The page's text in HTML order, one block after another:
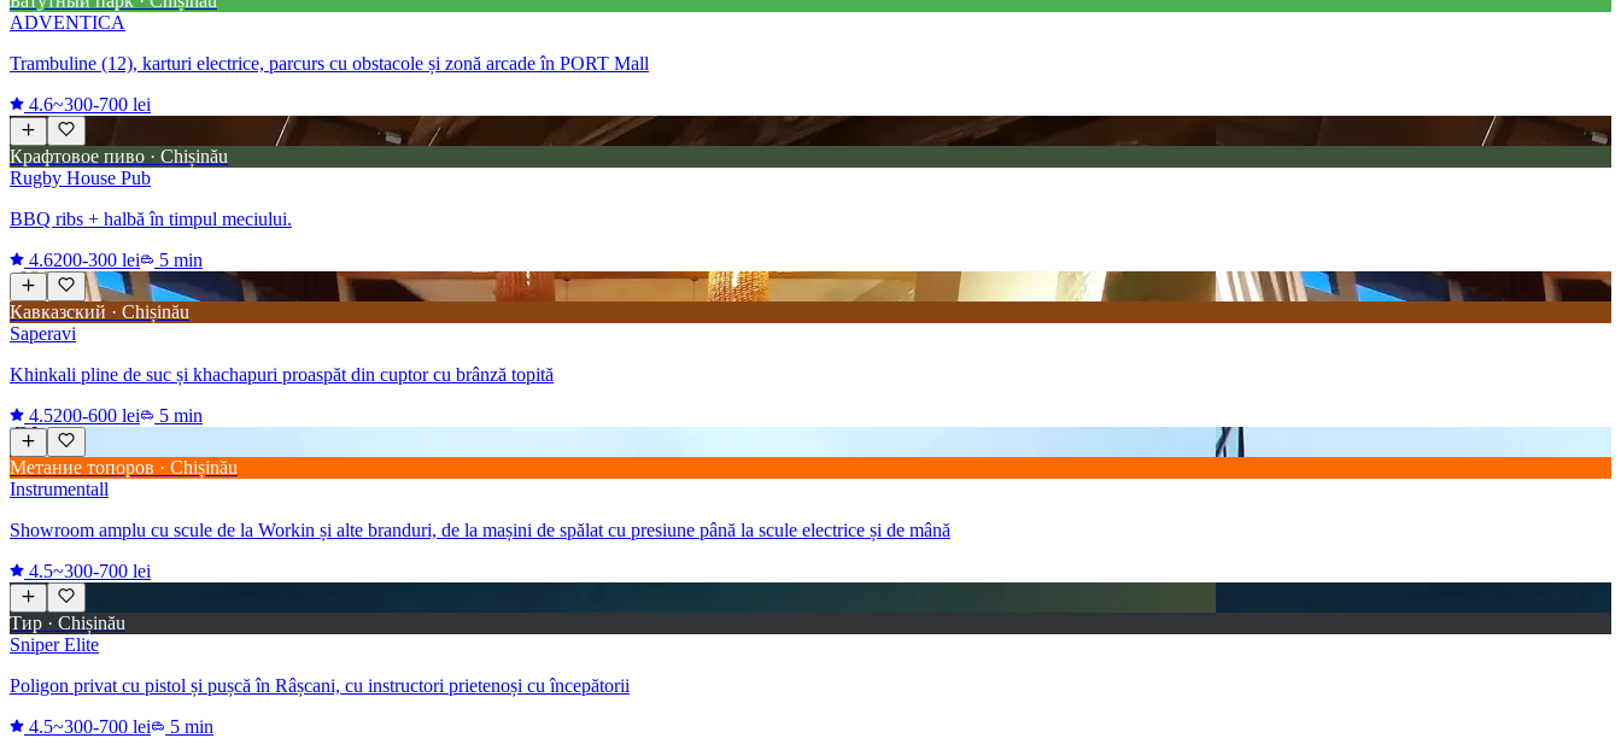
ADVENTICA
Trambuline (12), karturi electrice, parcurs cu obstacole și zonă arcade în PORT Mall
4.6~300-700 lei
Крафтовое пиво · Chișinău
Rugby House Pub
BBQ ribs + halbă în timpul meciului.
4.6200-300 lei 5 min
Кавказский · Chișinău
Saperavi
Khinkali pline de suc și khachapuri proaspăt din cuptor cu brânză topită
4.5200-600 lei 5 min
Метание топоров · Chișinău
Instrumentall
Showroom amplu cu scule de la Workin și alte branduri, de la mașini de spălat cu presiune până la scule electrice și de mână
4.5~300-700 lei
Тир · Chișinău
Sniper Elite
Poligon privat cu pistol și pușcă în Râșcani, cu instructori prietenoși cu începătorii
4.5~300-700 lei 5 min